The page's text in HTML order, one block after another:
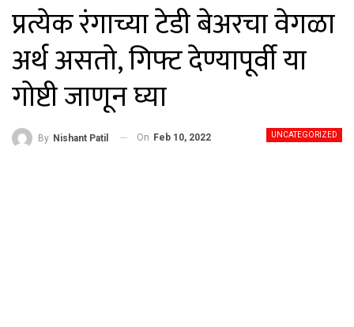
प्रत्येक रंगाच्या टेडी बेअरचा वेगळा
अर्थ असतो, गिफ्ट देण्यापूर्वी या
गोष्टी जाणून घ्या
UNCATEGORIZED
By Nishant Patil On Feb 10, 2022